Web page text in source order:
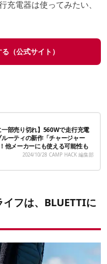
充電器は使ってみたい、
（公式サイト）
一部売り切れ】560Wで走行充電
ーティの新作「チャージャー
他メーカーにも使える可能性も
2024/10/28 CAMP HACK 編集部
フは、BLUETTIに